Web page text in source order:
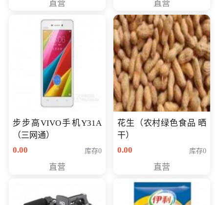
直营 直营
步步高VIVO手机Y31A
（三网通）
0.00
库存0
直营
花生（农村绿色食品 晒
干）
0.00
库存0
直营